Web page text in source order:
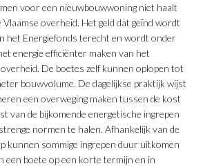
voor een nieuwbouwwoning niet haalt
overheid. Het geld dat geïnd wordt
het Energiefonds terecht en wordt onder
energie efficiënter maken van het
De boetes zelf kunnen oplopen tot
bouwvolume. De dagelijkse praktijk wijst
een overweging maken tussen de kost
van de bijkomende energetische ingrepen
normen te halen. Afhankelijk van de
kunnen sommige ingrepen duur uitkomen
een boete op een korte termijn en in